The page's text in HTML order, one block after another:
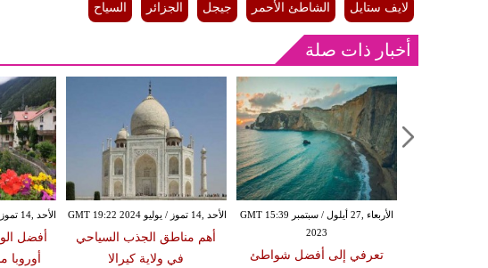
لايف ستايل الشاطئ الأحمر جيجل الجزائر السياح
أخبار ذات صلة
الأحد ,14 تموز / يوليو GMT 19:25 2024
أفضل
أوروبا
الأحد ,14 تموز / يوليو GMT 19:22 2024
أهم مناطق الجذب السياحي
في ولاية كيرالا
الأربعاء ,27 أيلول / سبتمبر GMT 15:39
2023
تعرفي إلى أفضل شواطئ